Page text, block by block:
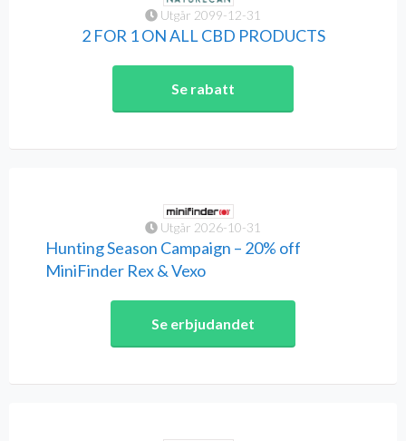
Utgår 2099-12-31
2 FOR 1 ON ALL CBD PRODUCTS
Se rabatt
Utgår 2026-10-31
Hunting Season Campaign – 20% off
MiniFinder Rex & Vexo
Se erbjudandet